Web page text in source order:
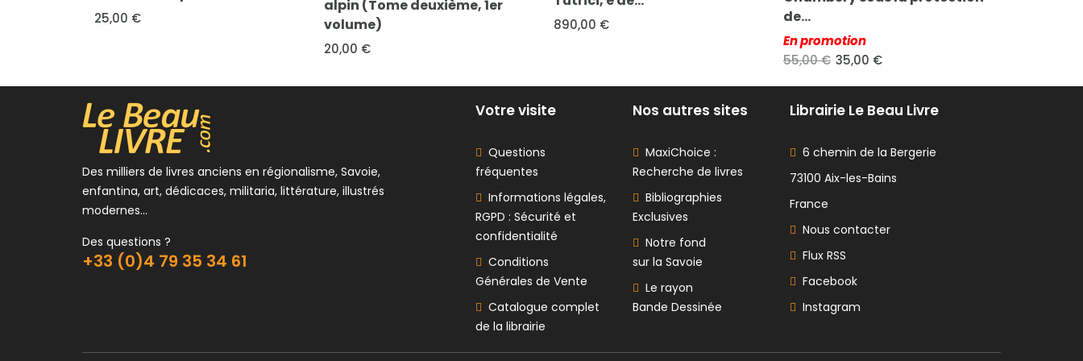
alpin (Tome deuxième, 1er
volume)
890,00 €
de...
Tome LXXXV - 1973 -...
15,00 €
Des milliers de livres anciens en régionalisme, Savoie,
enfantina, art, dédicaces, militaria, littérature, illustrés
modernes...
Des questions ?
+33 (0)4 79 35 34 61
Votre visite
Questions
fréquentes
Informations légales,
RGPD : Sécurité et
confidentialité
Conditions
Générales de Vente
Catalogue complet
de la librairie
Nos autres sites
MaxiChoice :
Recherche de livres
Bibliographies
Exclusives
Notre fond
sur la Savoie
Le rayon
Bande Dessinée
Librairie Le Beau Livre
6 chemin de la Bergerie
73100 Aix-les-Bains
France
Nous contacter
Flux RSS
Facebook
Instagram